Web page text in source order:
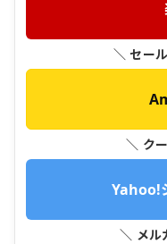
＼ セー
＼ ク
Yahoo!
＼ メル